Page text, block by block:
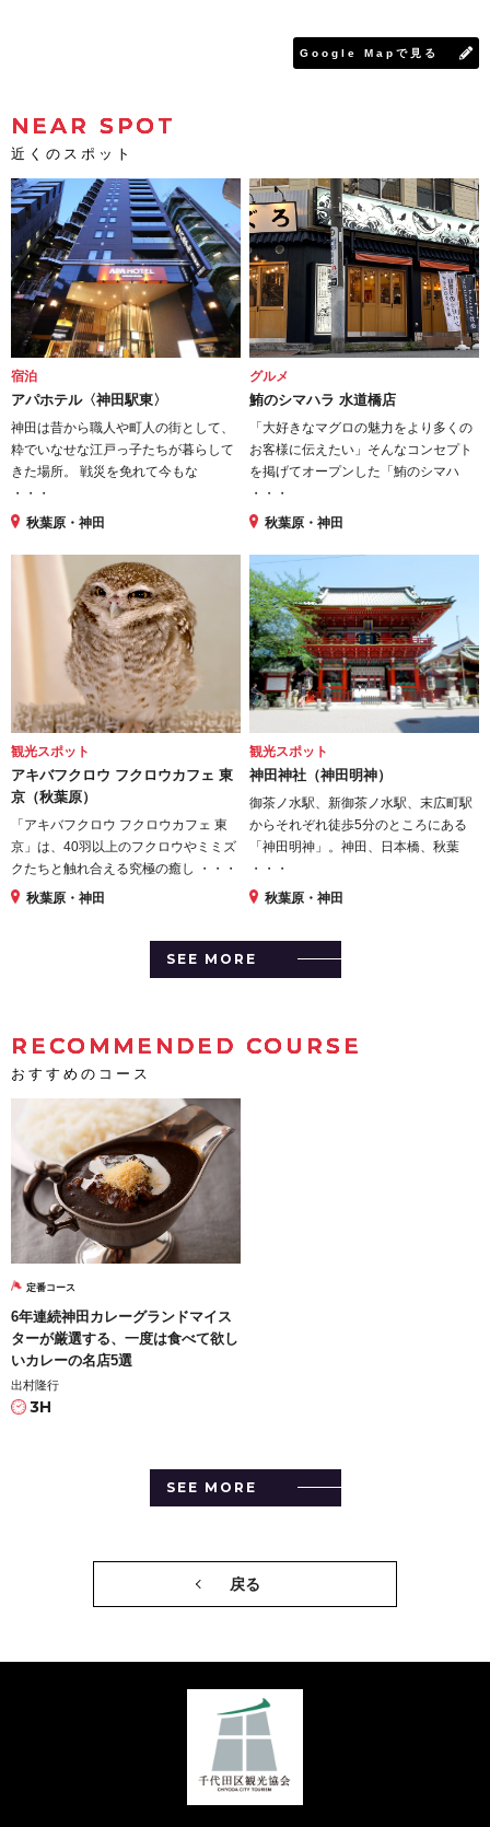
Google Mapで見る
NEAR SPOT
近くのスポット
宿泊
アパホテル〈神田駅東〉
神田は昔から職人や町人の街として、
粋でいなせな江戸っ子たちが暮らして
きた場所。 戦災を免れて今もな
・・・
秋葉原・神田
グルメ
鮪のシマハラ 水道橋店
「大好きなマグロの魅力をより多くの
お客様に伝えたい」そんなコンセプト
を掲げてオープンした「鮪のシマハ
・・・
秋葉原・神田
観光スポット
アキバフクロウ フクロウカフェ 東
京（秋葉原）
「アキバフクロウ フクロウカフェ 東
京」は、40羽以上のフクロウやミミズ
クたちと触れ合える究極の癒し ・・・
秋葉原・神田
観光スポット
神田神社（神田明神）
御茶ノ水駅、新御茶ノ水駅、末広町駅
からそれぞれ徒歩5分のところにある
「神田明神」。神田、日本橋、秋葉
・・・
秋葉原・神田
SEE MORE
RECOMMENDED COURSE
おすすめのコース
定番コース
6年連続神田カレーグランドマイス
ターが厳選する、一度は食べて欲し
いカレーの名店5選
出村隆行
3H
SEE MORE
戻る